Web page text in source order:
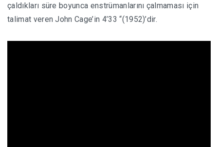
çaldıkları süre boyunca enstrümanlarını çalmaması için
talimat veren John Cage’in 4’33 “(1952)’dir.